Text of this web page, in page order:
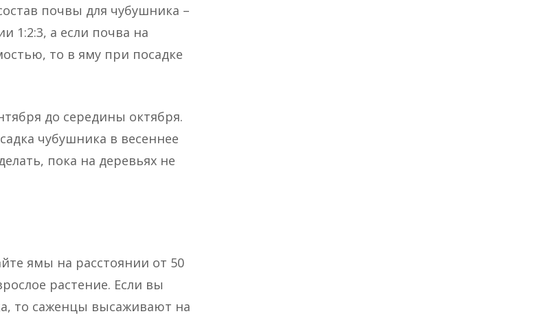
почвы для чубушника –
1:2:3, а если почва на
то в яму при посадке
до середины октября.
чубушника в весеннее
пока на деревьях не
ямы на расстоянии от 50
растение. Если вы
то саженцы высаживают на